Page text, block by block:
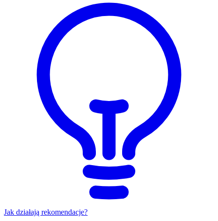
Jak działają rekomendacje?